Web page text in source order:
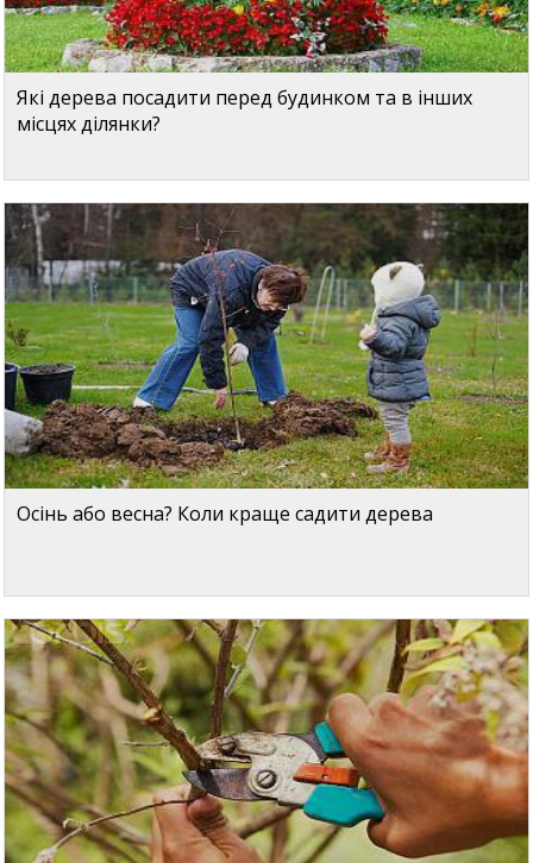
Які дерева посадити перед будинком та в інших
місцях ділянки?
Осінь або весна? Коли краще садити дерева